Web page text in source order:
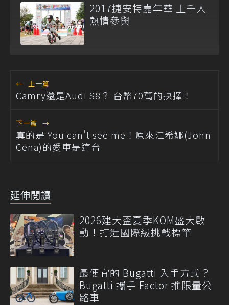
2017捷安特嘉年華 上千人
熱情參與
← 上一篇
Camry還是Audi S8？ 台幣70萬的抉擇！
下一篇 →
真的是 You can't see me！原來江希娜(John
Cena)的愛車是這台
延伸閱讀
2026建大盃夏季KOM盛大啟
動！打造國際級挑戰標竿
最便宜的 Bugatti 入手方式？
Bugatti 攜手 Factor 推限量公
路車